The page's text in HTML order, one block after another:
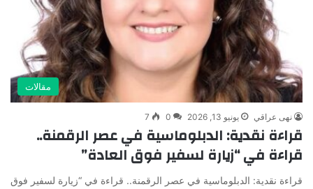
مقالات
نهى عراقي يونيو 13, 2026 0
7
قراءة نقدية: الدبلوماسية في عصر الرقمنة..
قراءة في “زيارة لسفير فوق العادة”
قراءة نقدية: الدبلوماسية في عصر الرقمنة.. قراءة في “زيارة لسفير فوق